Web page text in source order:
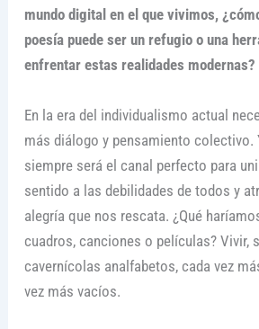
mundo digital en el que vivimos,
poesía puede ser un refugio o una
enfrentar estas realidades modernas?
En la era del individualismo actual
más diálogo y pensamiento colectivo.
siempre será el canal perfecto para
sentido a las debilidades de todos y
alegría que nos rescata. ¿Qué
cuadros, canciones o películas? Vivir,
cavernícolas analfabetos, cada vez
vez más vacíos.